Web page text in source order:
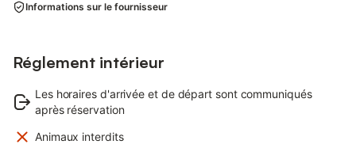
Informations sur le fournisseur
Réglement intérieur
Les horaires d'arrivée et de départ sont communiqués
après réservation
Animaux interdits